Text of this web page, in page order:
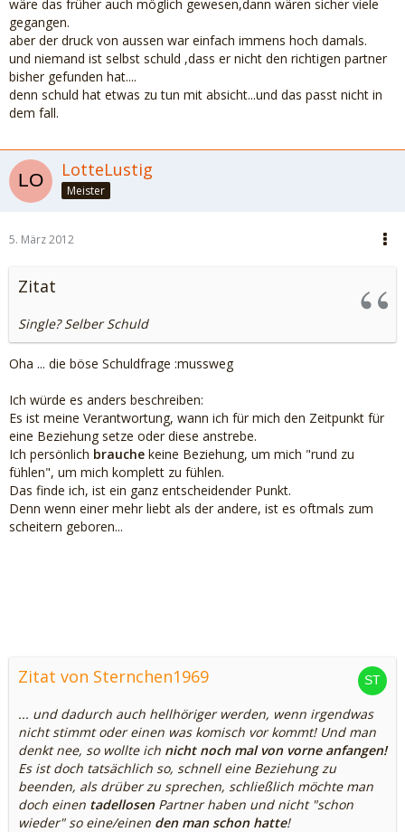
wäre das früher auch möglich gewesen,dann wären sicher viele
gegangen.
aber der druck von aussen war einfach immens hoch damals.
und niemand ist selbst schuld ,dass er nicht den richtigen partner
bisher gefunden hat....
denn schuld hat etwas zu tun mit absicht...und das passt nicht in
dem fall.
LotteLustig
Meister
5. März 2012
Zitat
Single? Selber Schuld
Oha ... die böse Schuldfrage :mussweg
Ich würde es anders beschreiben:
Es ist meine Verantwortung, wann ich für mich den Zeitpunkt für
eine Beziehung setze oder diese anstrebe.
Ich persönlich brauche keine Beziehung, um mich "rund zu
fühlen", um mich komplett zu fühlen.
Das finde ich, ist ein ganz entscheidender Punkt.
Denn wenn einer mehr liebt als der andere, ist es oftmals zum
scheitern geboren...
Zitat von Sternchen1969
... und dadurch auch hellhöriger werden, wenn irgendwas
nicht stimmt oder einen was komisch vor kommt! Und man
denkt nee, so wollte ich nicht noch mal von vorne anfangen!
Es ist doch tatsächlich so, schnell eine Beziehung zu
beenden, als drüber zu sprechen, schließlich möchte man
doch einen tadellosen Partner haben und nicht "schon
wieder" so eine/einen den man schon hatte!